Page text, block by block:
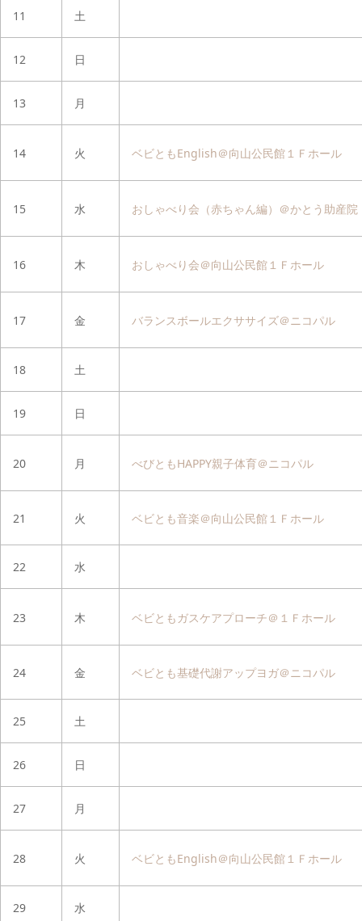
11 土
12 日
13 月
14 火 ベビともEnglish＠向山公民館１Ｆホール
15 水 おしゃべり会（赤ちゃん編）＠かとう助産院
16 木 おしゃべり会＠向山公民館１Ｆホール
17 金 バランスボールエクササイズ＠ニコパル
18 土
19 日
20 月 べびともHAPPY親子体育＠ニコパル
21 火 ベビとも音楽＠向山公民館１Ｆホール
22 水
23 木 ベビともガスケアプローチ＠１Ｆホール
24 金 ベビとも基礎代謝アップヨガ＠ニコパル
25 土
26 日
27 月
28 火 ベビともEnglish＠向山公民館１Ｆホール
29 水